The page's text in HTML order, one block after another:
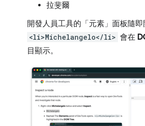
拉斐爾
開發人員工具的「元素」 面板隨即
<li>Michelangelo</li> 會在
目顯示。